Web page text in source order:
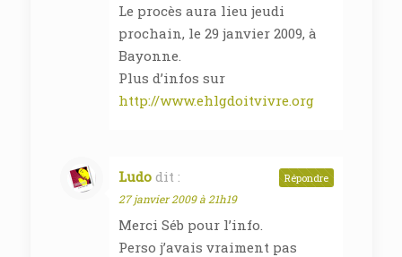
Le procès aura lieu jeudi
prochain, le 29 janvier 2009, à
Bayonne.
Plus d’infos sur
http://www.ehlgdoitvivre.org
Ludo dit :
27 janvier 2009 à 21h19
Merci Séb pour l’info.
Perso j’avais vraiment pas
Répondre